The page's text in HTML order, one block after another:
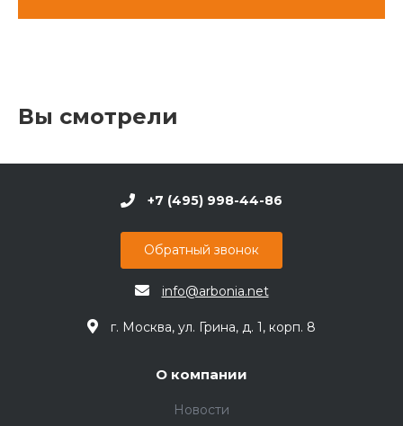
Вы смотрели
+7 (495) 998-44-86
Обратный звонок
info@arbonia.net
г. Москва, ул. Грина, д. 1, корп. 8
О компании
Новости